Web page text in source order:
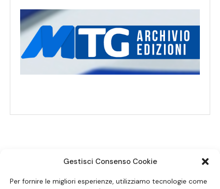
Gestisci Consenso Cookie
Per fornire le migliori esperienze, utilizziamo tecnologie come
SEGUICI SUI SOCIAL